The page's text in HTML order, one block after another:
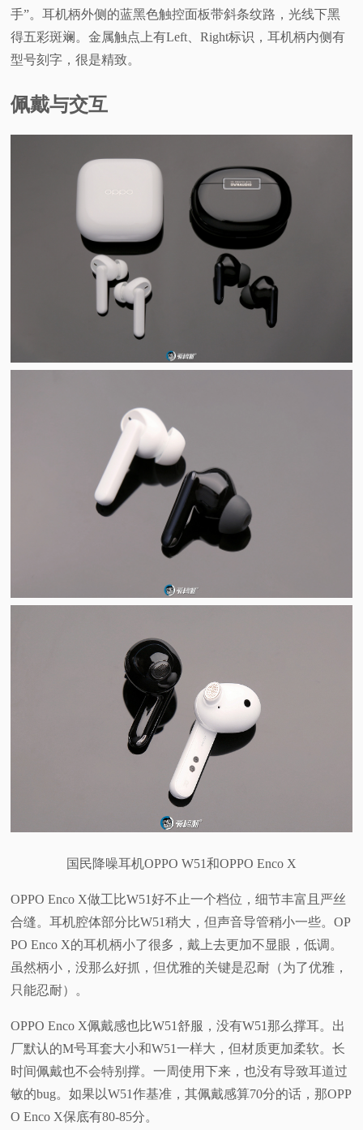
手”。耳机柄外侧的蓝黑色触控面板带斜条纹路，光线下黑
得五彩斑斓。金属触点上有Left、Right标识，耳机柄内侧有
型号刻字，很是精致。
佩戴与交互
国民降噪耳机OPPO W51和OPPO Enco X
OPPO Enco X做工比W51好不止一个档位，细节丰富且严丝
合缝。耳机腔体部分比W51稍大，但声音导管稍小一些。OP
PO Enco X的耳机柄小了很多，戴上去更加不显眼，低调。
虽然柄小，没那么好抓，但优雅的关键是忍耐（为了优雅，
只能忍耐）。
OPPO Enco X佩戴感也比W51舒服，没有W51那么撑耳。出
厂默认的M号耳套大小和W51一样大，但材质更加柔软。长
时间佩戴也不会特别撑。一周使用下来，也没有导致耳道过
敏的bug。如果以W51作基准，其佩戴感算70分的话，那OPP
O Enco X保底有80-85分。